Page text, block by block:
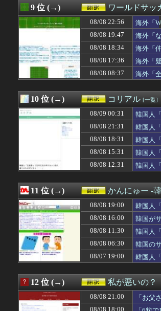
08/08 16:50
【海外の反応】スク
08/08 16:43
海外の反応：千賀滉
08/08 16:19
大谷ドジャースがサ
08/08 16:11
外国人「東京で謎の
海外「日本には有名
08/08 16:05
韓国人「現在、日本
08/08 16:00
韓国がサッカーの審
08/08 16:00
【朗報】韓国人「Jリ
08/08 15:35
韓国人「不適切接待
08/08 15:17
韓国人「韓国サッカ
08/08 15:15
家の前の花火が一斉
08/08 15:00
【海外の反応】マツ
海外「数週間前に自
【海外の反応】山本
【MLB】Wソックス
韓国人「『日本ビー
【衝撃】韓国人「大
08/08 13:00
【イギリス】両親が
08/08 12:35
韓国人「フランスの
08/08 12:31
韓国人「日本は市民
08/08 12:30
「一卵性の双子は、
08/08 12:25
海外「日本のこの場
08/08 12:12
海外「反撃の狼煙に
08/08 12:11
外国人「俺達が見か
08/08 12:07
韓国人「村上宗隆パ
08/08 12:05
韓国人「我が国がク
08/08 12:01
村上宗隆 25号特大ホ
08/08 12:00
海外「日本がまたア
08/08 12:00
「あなたは一生働く
08/08 12:00
海外「こうなると分
08/08 12:00
【衝撃】韓国人「日
9 位 (→) ワールドサッ
08/08 22:56
海外「
08/08 19:47
海外「
08/08 18:34
海外「
08/08 17:36
海外「
08/08 08:37
海外「
10 位 (→) コリアル [一覧]
08/09 00:31
韓国人
08/08 21:31
韓国人
08/08 18:31
韓国人
08/08 15:31
韓国人
08/08 12:31
韓国人
11 位 (→) かんにゅー -
08/08 19:00
韓国人
08/08 16:00
韓国が
08/08 11:30
韓国人
08/08 06:30
韓国の
08/07 19:00
韓国人
12 位 (→) 私が悪いの？
08/08 21:00
「お父
08/08 18:00